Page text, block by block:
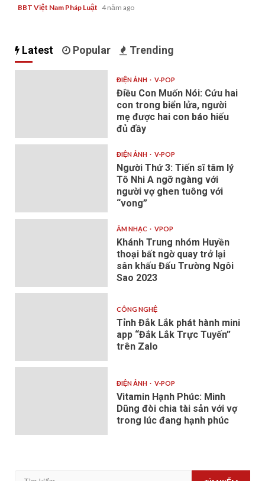
BBT Việt Nam Pháp Luật 4 năm ago
Latest Popular Trending
ĐIỆN ẢNH V-POP
Điều Con Muốn Nói: Cứu hai
con trong biển lửa, người
mẹ được hai con báo hiếu
đủ đầy
ĐIỆN ẢNH V-POP
Người Thứ 3: Tiến sĩ tâm lý
Tô Nhi A ngỡ ngàng với
người vợ ghen tuông với
“vong”
ÂM NHẠC VPOP
Khánh Trung nhóm Huyền
thoại bất ngờ quay trở lại
sân khấu Đấu Trường Ngôi
Sao 2023
CÔNG NGHỆ
Tỉnh Đắk Lắk phát hành mini
app “Đắk Lắk Trực Tuyến”
trên Zalo
ĐIỆN ẢNH V-POP
Vitamin Hạnh Phúc: Minh
Dũng đòi chia tài sản với vợ
trong lúc đang hạnh phúc
Tìm